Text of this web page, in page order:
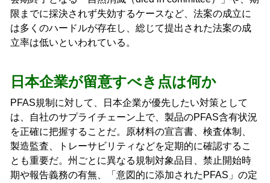
限までに採決されず失効するケースなど、法案の成立に
は多くのハードルが存在し、総じて提出された法案の成
立率は低いといわれている。
日本企業が留意すべき点は何か
PFAS規制に対して、日本企業が優先したい対策として
は、自社のサプライチェーン上で、製品のPFAS含有状況
を正確に把握することだ。原材料の宣言書、検査体制、
製造監査、トレーサビリティなどを定期的に確認するこ
とも重要だ。州ごとに異なる規制対象品目、禁止開始時
期や報告義務の有無、「意図的に添加されたPFAS」の定